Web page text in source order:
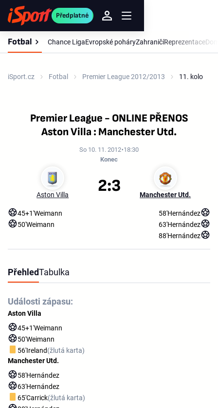
Předplatné
Fotbal Chance LigaEvropské poháryZahraničíReprezentace
iSport.cz Fotbal Premier League 2012/2013 11. kolo
Premier League - ONLINE PŘENOS
Aston Villa : Manchester Utd.
So 10. 11. 2012 18:30
Konec
Aston Villa Manchester Utd.
2:3
45+1'Weimann
50'Weimann
58'Hernández
63'Hernández
88'Hernández
PřehledTabulka
Události zápasu:
Aston Villa
45+1'Weimann
50'Weimann
56'Ireland(žlutá karta)
Manchester Utd.
58'Hernández
63'Hernández
65'Carrick(žlutá karta)